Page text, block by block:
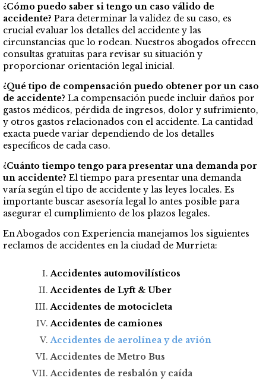
¿Cómo puedo saber si tengo un caso válido de
accidente? Para determinar la validez de su caso, es
crucial evaluar los detalles del accidente y las
circunstancias que lo rodean. Nuestros abogados ofrecen
consultas gratuitas para revisar su situación y
proporcionar orientación legal inicial.
¿Qué tipo de compensación puedo obtener por un caso
de accidente? La compensación puede incluir daños por
gastos médicos, pérdida de ingresos, dolor y sufrimiento,
y otros gastos relacionados con el accidente. La cantidad
exacta puede variar dependiendo de los detalles
específicos de cada caso.
¿Cuánto tiempo tengo para presentar una demanda por
un accidente? El tiempo para presentar una demanda
varía según el tipo de accidente y las leyes locales. Es
importante buscar asesoría legal lo antes posible para
asegurar el cumplimiento de los plazos legales.
En Abogados con Experiencia manejamos los siguientes
reclamos de accidentes en la ciudad de Murrieta:
Accidentes automovilísticos
Accidentes de Lyft & Uber
Accidentes de motocicleta
Accidentes de camiones
Accidentes de aerolínea y de avión
Accidentes de Metro Bus
Accidentes de resbalón y caída